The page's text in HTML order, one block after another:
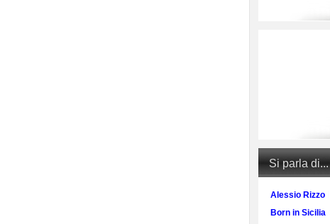
Si parla di...
Alessio Rizzo
Born in Sicilia